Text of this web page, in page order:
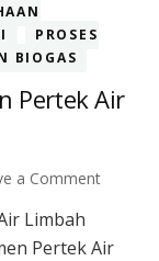
PROSES
BIOGAS
Pertek Air
a Commenton
Ahli
Limbah
Pertek Air